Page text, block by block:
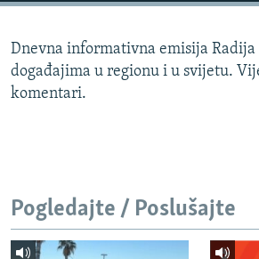
POPLAVE I KLIZIŠTA U BIH 2024.
TV LIBERTY
SVE KARTE DEJTONA
NASTANAK I RASPAD JUGOSLAVIJE
PRATITE NAS
Sve RFE/RL stranice
Dnevna informativna emisija Radija
događajima u regionu i u svijetu.
komentari.
Pogledajte / Poslušajte